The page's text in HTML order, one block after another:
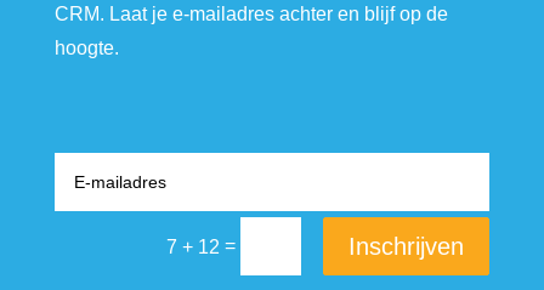
CRM. Laat je e-mailadres achter en blijf op de
hoogte.
7 + 12 = Inschrijven